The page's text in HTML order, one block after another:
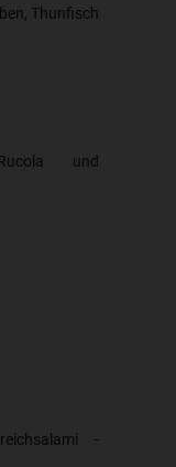
Thunfisch
und
-